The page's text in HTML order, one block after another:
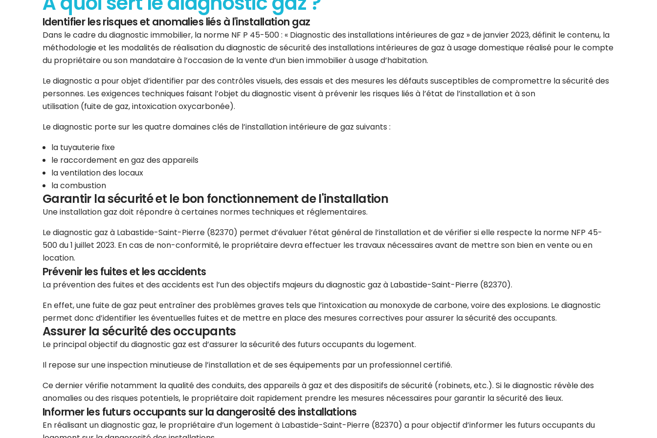
Identifier les risques et anomalies liés à l'installation gaz
Dans le cadre du diagnostic immobilier, la norme NF P 45-500 : « Diagnostic des installations intérieures de gaz » de janvier 2023, définit le contenu, la
méthodologie et les modalités de réalisation du diagnostic de sécurité des installations intérieures de gaz à usage domestique réalisé pour le compte
du propriétaire ou son mandataire à l’occasion de la vente d’un bien immobilier à usage d’habitation.
Le diagnostic a pour objet d’identifier par des contrôles visuels, des essais et des mesures les défauts susceptibles de compromettre la sécurité des
personnes. Les exigences techniques faisant l’objet du diagnostic visent à prévenir les risques liés à l’état de l’installation et à son
utilisation (fuite de gaz, intoxication oxycarbonée).
Le diagnostic porte sur les quatre domaines clés de l’installation intérieure de gaz suivants :
la tuyauterie fixe
le raccordement en gaz des appareils
la ventilation des locaux
la combustion
Garantir la sécurité et le bon fonctionnement de l'installation
Une installation gaz doit répondre à certaines normes techniques et réglementaires.
Le diagnostic gaz à Labastide-Saint-Pierre (82370) permet d’évaluer l’état général de l’installation et de vérifier si elle respecte la norme NFP 45-
500 du 1 juillet 2023. En cas de non-conformité, le propriétaire devra effectuer les travaux nécessaires avant de mettre son bien en vente ou en
location.
Prévenir les fuites et les accidents
La prévention des fuites et des accidents est l’un des objectifs majeurs du diagnostic gaz à Labastide-Saint-Pierre (82370).
En effet, une fuite de gaz peut entraîner des problèmes graves tels que l’intoxication au monoxyde de carbone, voire des explosions. Le diagnostic
permet donc d’identifier les éventuelles fuites et de mettre en place des mesures correctives pour assurer la sécurité des occupants.
Assurer la sécurité des occupants
Le principal objectif du diagnostic gaz est d’assurer la sécurité des futurs occupants du logement.
Il repose sur une inspection minutieuse de l’installation et de ses équipements par un professionnel certifié.
Ce dernier vérifie notamment la qualité des conduits, des appareils à gaz et des dispositifs de sécurité (robinets, etc.). Si le diagnostic révèle des
anomalies ou des risques potentiels, le propriétaire doit rapidement prendre les mesures nécessaires pour garantir la sécurité des lieux.
Informer les futurs occupants sur la dangerosité des installations
En réalisant un diagnostic gaz, le propriétaire d’un logement à Labastide-Saint-Pierre (82370) a pour objectif d’informer les futurs occupants du